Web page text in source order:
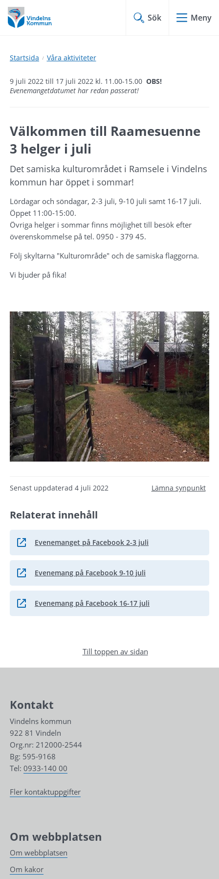
Hoppa
till
innehåll
Hoppa
till
undermeny
Sök Meny
Startsida Våra aktiviteter
9 juli 2022 till 17 juli 2022 kl. 11.00-15.00 OBS!
Evenemangetdatumet har redan passerat!
Välkommen till Raamesuenne
3 helger i juli
Det samiska kulturområdet i Ramsele i Vindelns
kommun har öppet i sommar!
Lördagar och söndagar, 2-3 juli, 9-10 juli samt 16-17 juli.
Öppet 11:00-15:00.
Övriga helger i sommar finns möjlighet till besök efter
överenskommelse på tel. 0950 - 379 45.
Följ skyltarna "Kulturområde" och de samiska flaggorna.
Vi bjuder på fika!
Senast uppdaterad 4 juli 2022 Lämna synpunkt
Relaterat innehåll
Evenemanget på Facebook 2-3 juli
Länk till annan webbplats.
Evenemang på Facebook 9-10 juli
Länk till annan webbplats.
Evenemang på Facebook 16-17 juli
Länk till annan webbplats.
Till toppen av sidan
Kontakt
Vindelns kommun
922 81 Vindeln
Org.nr: 212000-2544
Bg: 595-9168
Tel: 0933-140 00
Fler kontaktuppgifter
Om webbplatsen
Om webbplatsen
Om kakor